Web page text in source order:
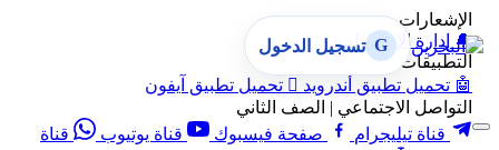
الإشعارات
🔔 إدارة الإشعارات
التطبيقات
🤖 تحميل تطبيق أندرويد  تحميل تطبيق آيفون
التواصل الاجتماعي | الصف الثاني
قناة تيليجرام
صفحة فيسبوك قناة يوتيوب
قناة
G تسجيل الدخول